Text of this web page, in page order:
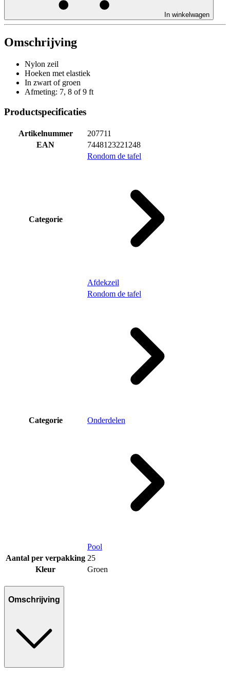
In winkelwagen
Omschrijving
Nylon zeil
Hoeken met elastiek
In zwart of groen
Afmeting: 7, 8 of 9 ft
Productspecificaties
Artikelnummer
207711
EAN
7448123221248
Categorie
Rondom de tafel
Afdekzeil
Categorie
Rondom de tafel
Onderdelen
Pool
Aantal per verpakking 25
Kleur
Groen
Omschrijving